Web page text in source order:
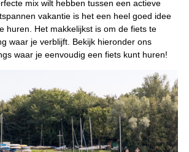
mix wilt hebben tussen een actieve
vakantie is het een heel goed idee
huren. Het makkelijkst is om de fiets te
waar je verblijft. Bekijk hieronder ons
waar je eenvoudig een fiets kunt huren!